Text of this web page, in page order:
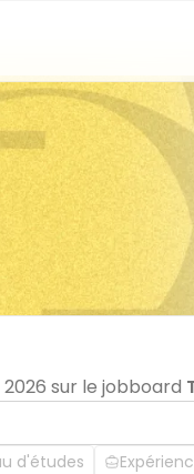
sur le jobboard
d'études